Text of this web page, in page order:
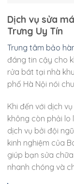
Dịch vụ sửa
Trưng Uy Tín
Trung tâm bảo
đáng tin cậy cho
rửa bát tại nhà
phố Hà Nội nói
Khi đến với dịch
không còn phải lo
dịch vụ bởi đội
kinh nghiệm của
giúp bạn sửa
nhanh chóng và